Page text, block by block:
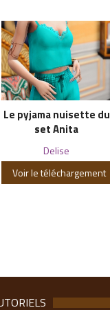
Le pyjama nuisette du
set Anita
Delise
Voir le téléchargement